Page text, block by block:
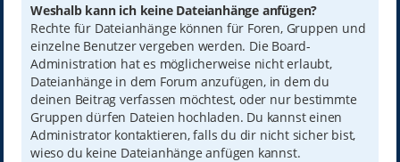
Weshalb kann ich keine Dateianhänge anfügen?
Rechte für Dateianhänge können für Foren, Gruppen und
einzelne Benutzer vergeben werden. Die Board-
Administration hat es möglicherweise nicht erlaubt,
Dateianhänge in dem Forum anzufügen, in dem du
deinen Beitrag verfassen möchtest, oder nur bestimmte
Gruppen dürfen Dateien hochladen. Du kannst einen
Administrator kontaktieren, falls du dir nicht sicher bist,
wieso du keine Dateianhänge anfügen kannst.